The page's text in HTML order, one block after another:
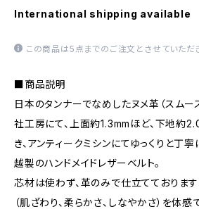
International shipping available
この商品は5点までのご注文とさせていただき
■商品説明
日本のタンナーでなめしたヌメ革（スムー
社工房にて、上面約1.3mmほど、下地約
き、アンティークミシンにてゆっくりと丁
越製のハンドメイドレザーベルト。
芯材は使わず、革のみで仕立てておりま
（肌ざわり、柔らかさ、しなやかさ）を体感